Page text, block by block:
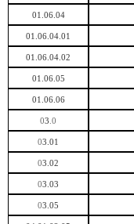
01.06.04
01.06.04.01
01.06.04.02
01.06.05
01.06.06
03.0
03.01
03.02
03.03
03.05